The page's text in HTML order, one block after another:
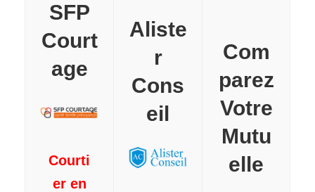
SFP
Court
age
Courti
er en
Aliste
r
Cons
eil
Com
parez
Votre
Mutu
elle